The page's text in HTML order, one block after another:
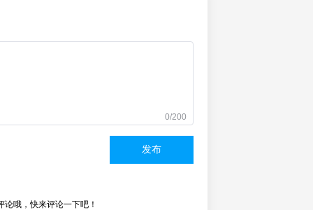
0/200
发布
论哦，快来评论一下吧！